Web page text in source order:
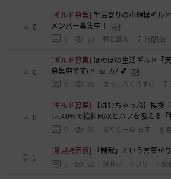
0
[ギルド募集] 生活寄りの小規模ギル
メンバー募集中！
0 73 柳と篝火 7 時間前
0
[ギルド募集] ほのぼの生活ギルド「
募集中です(〃･ω･ﾉ)ﾉ 💕
0 70 まっしろくろすけ 7
0
[ギルド募集]
【はむちゃっぷ】挨拶
レス0%で給料MAXとバフを吸える「
0 60 おやじーぬ-日本 8
1
[意見掲示板] 「制裁」という言葉が
0 92 浅井ジークフリード配